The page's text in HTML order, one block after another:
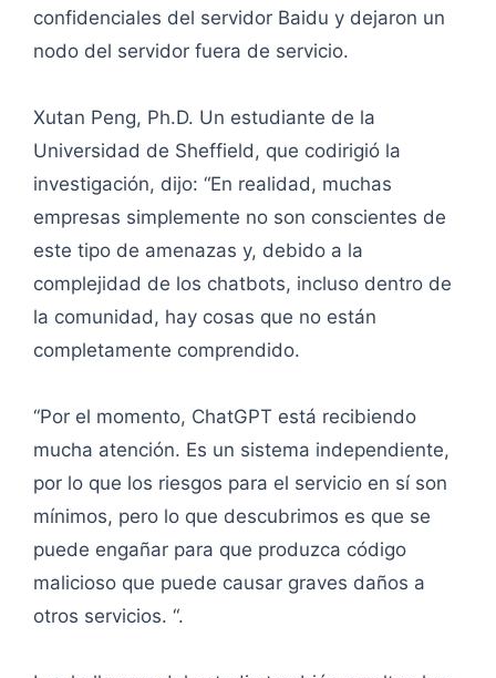
confidenciales del servidor Baidu y dejaron un
nodo del servidor fuera de servicio.
Xutan Peng, Ph.D. Un estudiante de la
Universidad de Sheffield, que codirigió la
investigación, dijo: “En realidad, muchas
empresas simplemente no son conscientes de
este tipo de amenazas y, debido a la
complejidad de los chatbots, incluso dentro de
la comunidad, hay cosas que no están
completamente comprendido.
“Por el momento, ChatGPT está recibiendo
mucha atención. Es un sistema independiente,
por lo que los riesgos para el servicio en sí son
mínimos, pero lo que descubrimos es que se
puede engañar para que produzca código
malicioso que puede causar graves daños a
otros servicios. “.